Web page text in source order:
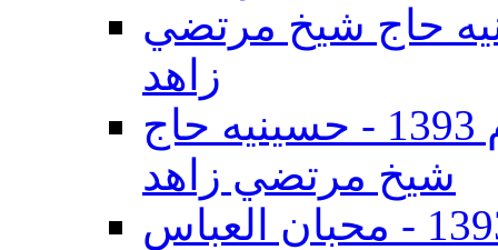
دوم 93 - حسينيه حاج شيخ مرتضي
زاهد
جلسات دهه اول محرم الحرام 1393 - حسينيه حاج
شيخ مرتضي زاهد
جلسات دهه اول محرم الحرام 1393 - محبان العباس